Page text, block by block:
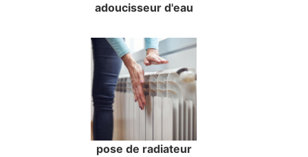
adoucisseur d'eau
pose de radiateur